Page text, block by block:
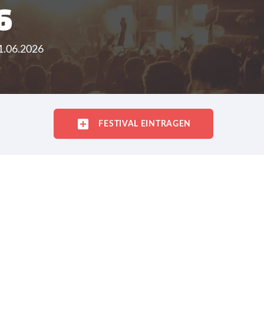
FESTIVAL EINTRAGEN